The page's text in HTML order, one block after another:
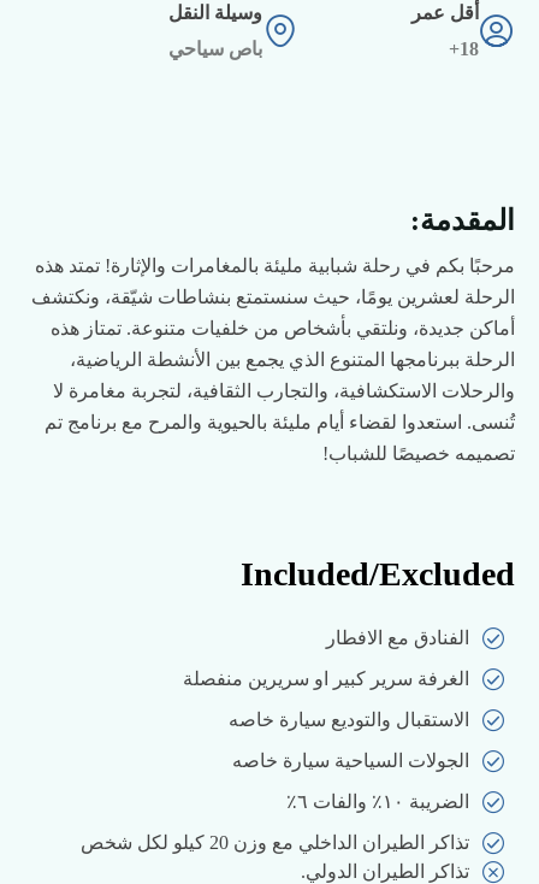
أقل عمر
18+
وسيلة النقل
باص سياحي
المقدمة:
مرحبًا بكم في رحلة شبابية مليئة بالمغامرات والإثارة! تمتد هذه
الرحلة لعشرين يومًا، حيث سنستمتع بنشاطات شيّقة، ونكتشف
أماكن جديدة، ونلتقي بأشخاص من خلفيات متنوعة. تمتاز هذه
الرحلة ببرنامجها المتنوع الذي يجمع بين الأنشطة الرياضية،
والرحلات الاستكشافية، والتجارب الثقافية، لتجربة مغامرة لا
تُنسى. استعدوا لقضاء أيام مليئة بالحيوية والمرح مع برنامج تم
تصميمه خصيصًا للشباب!
Included/Excluded
الفنادق مع الافطار
الغرفة سرير كبير او سريرين منفصلة
الاستقبال والتوديع سيارة خاصه
الجولات السياحية سيارة خاصه
الضريبة ١٠٪ والفات ٦٪
تذاكر الطيران الداخلي مع وزن 20 كيلو لكل شخص
تذاكر الطيران الدولي.